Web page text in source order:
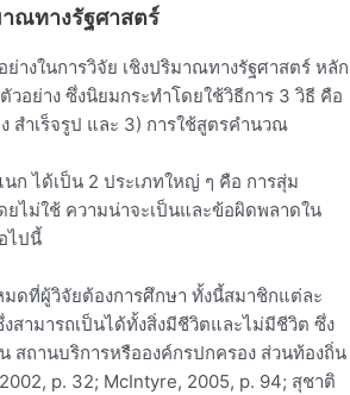
ณทางรัฐศาสตร์
างในการวิจัย เชิงปริมาณทางรัฐศาสตร์ หลัก
อย่าง ซึ่งนิยมกระทำโดยใช้วิธีการ 3 วิธี คือ
สำเร็จรูป และ 3) การใช้สูตรคำนวณ
ก ได้เป็น 2 ประเภทใหญ่ ๆ คือ การสุ่ม
ไม่ใช้ ความน่าจะเป็นและข้อผิดพลาดใน
ไปนี้
ดที่ผู้วิจัยต้องการศึกษา ทั้งนี้สมาชิกแต่ละ
สามารถเป็นได้ทั้งสิ่งมีชีวิตและไม่มีชีวิต ซึ่ง
สถานบริการหรือองค์กรปกครอง ส่วนท้องถิ่น
p. 32; McIntyre, 2005, p. 94; สุชาติ